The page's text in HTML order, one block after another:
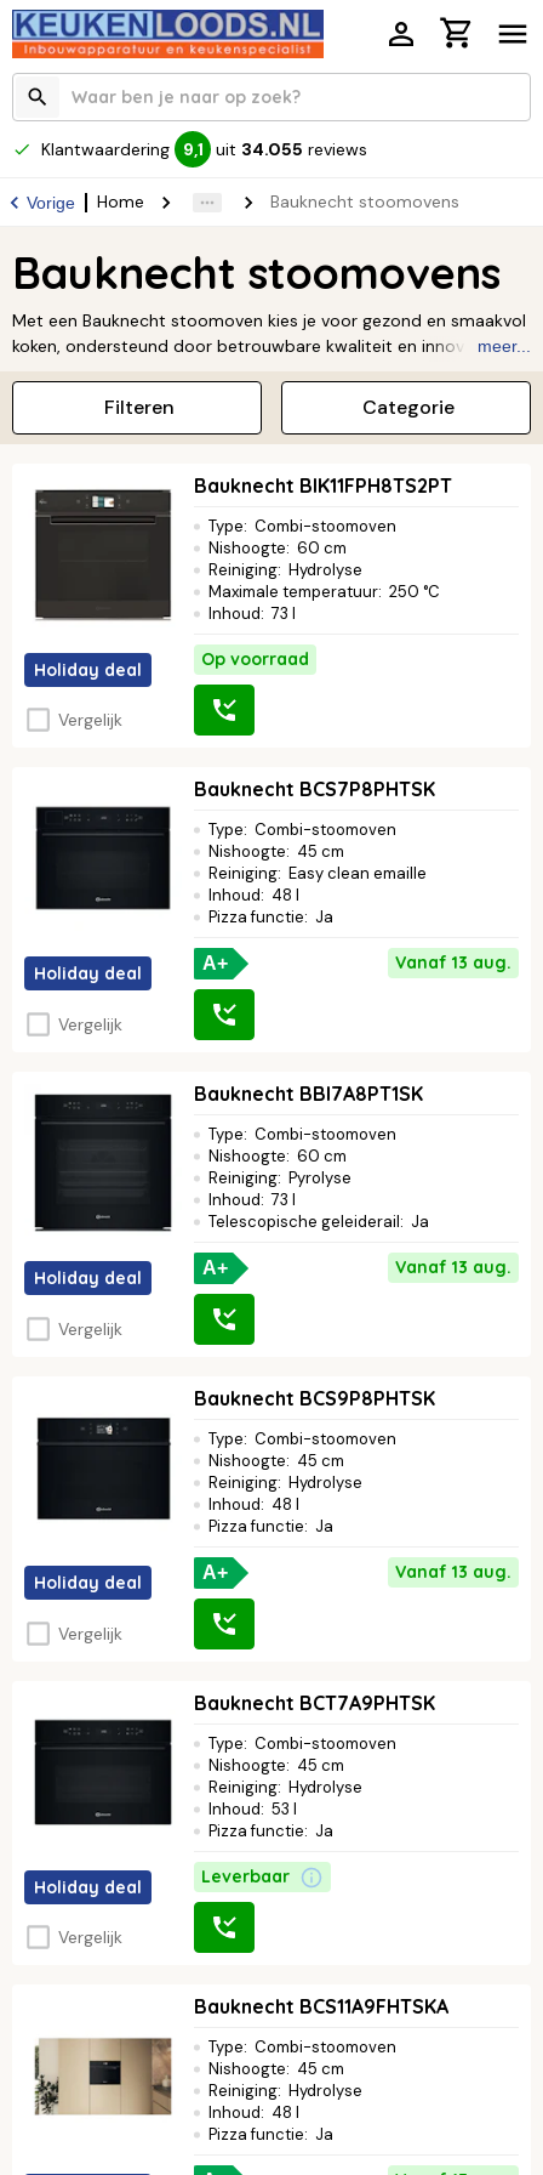
Klantwaardering 9,1 uit 34.055 reviews
Vorige Home Bauknecht stoomovens
Bauknecht stoomovens
Met een Bauknecht stoomoven kies je voor gezond en smaakvol
koken, ondersteund door betrouwbare kwaliteit en innovatieve
lucht voor gerechten die sappig van binnen en krokant van
buiten zijn, terwijl vitamines en mineralen behouden blijven.
Ervaar het gemak van de voorgeprogrammeerde recepten en
het intuïtieve design, en zet elke dag moeiteloos een perfecte
maaltijd op tafel.
meer...
Categorie
Filteren
Holiday deal
Vergelijk
Bauknecht BIK11FPH8TS2PT
Type: Combi-stoomoven
Nishoogte: 60 cm
Reiniging: Hydrolyse
Maximale temperatuur: 250 °C
Inhoud: 73 l
Op voorraad
Holiday deal
Vergelijk
Bauknecht BCS7P8PHTSK
Type: Combi-stoomoven
Nishoogte: 45 cm
Reiniging: Easy clean emaille
Inhoud: 48 l
Pizza functie: Ja
A+ Vanaf 13 aug.
Holiday deal
Vergelijk
Bauknecht BBI7A8PT1SK
Type: Combi-stoomoven
Nishoogte: 60 cm
Reiniging: Pyrolyse
Inhoud: 73 l
Telescopische geleiderail: Ja
A+ Vanaf 13 aug.
Holiday deal
Vergelijk
Bauknecht BCS9P8PHTSK
Type: Combi-stoomoven
Nishoogte: 45 cm
Reiniging: Hydrolyse
Inhoud: 48 l
Pizza functie: Ja
A+ Vanaf 13 aug.
Holiday deal
Vergelijk
Bauknecht BCT7A9PHTSK
Type: Combi-stoomoven
Nishoogte: 45 cm
Reiniging: Hydrolyse
Inhoud: 53 l
Pizza functie: Ja
Leverbaar
Bauknecht BCS11A9FHTSKA
Type: Combi-stoomoven
Nishoogte: 45 cm
Reiniging: Hydrolyse
Inhoud: 48 l
Pizza functie: Ja